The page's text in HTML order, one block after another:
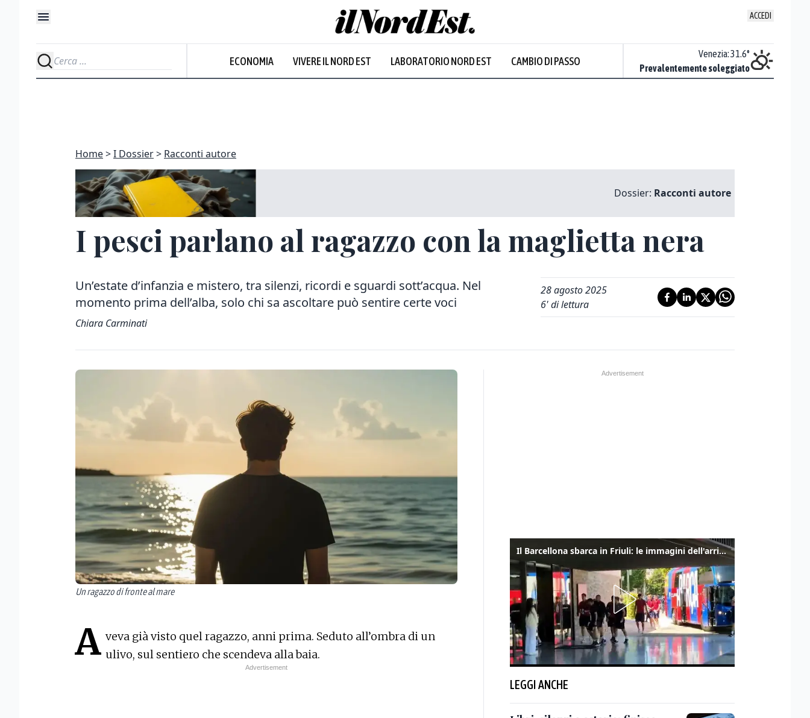
ACCEDI
ECONOMIA VIVERE IL NORD EST LABORATORIO NORD EST CAMBIO DI PASSO
Sereno
Venezia:31.6°
Prevalentemente soleggiato
Home I Dossier Racconti autore
Dossier: Racconti autore
I pesci parlano al ragazzo con la maglietta nera
Un’estate d’infanzia e mistero, tra silenzi, ricordi e sguardi sott’acqua. Nel
momento prima dell’alba, solo chi sa ascoltare può sentire certe voci
Chiara Carminati
28 agosto 2025
6' di lettura
Un ragazzo di fronte al mare
A veva già visto quel ragazzo, anni prima. Seduto all’ombra di un
ulivo, sul sentiero che scendeva alla baia.
Il Barcellona sbarca in Friuli: le immagini dell'arrivo in albergo
LEGGI ANCHE